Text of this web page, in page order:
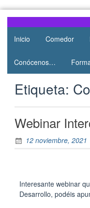
AMPA
Salesianos
Atocha
AMPA del
Colegio
de Atocha
Inicio Comedor
Conócenos…
Etiqueta:
Webinar
12 noviembre, 2021
Interesante webinar
Desarrollo, podéis